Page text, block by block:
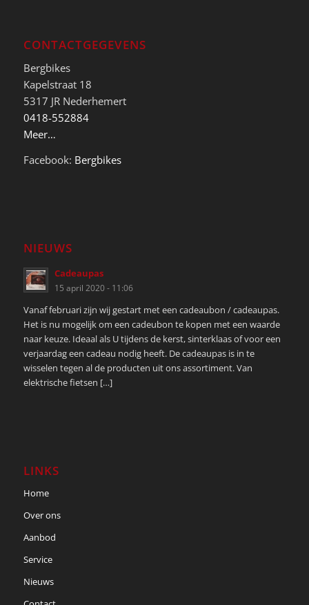
CONTACTGEGEVENS
Bergbikes
Kapelstraat 18
5317 JR Nederhemert
0418-552884
Meer…
Facebook: Bergbikes
NIEUWS
Cadeaupas
15 april 2020 - 11:06
Vanaf februari zijn wij gestart met een cadeaubon / cadeaupas.
Het is nu mogelijk om een cadeubon te kopen met een waarde
naar keuze. Ideaal als U tijdens de kerst, sinterklaas of voor een
verjaardag een cadeau nodig heeft. De cadeaupas is in te
wisselen tegen al de producten uit ons assortiment. Van
elektrische fietsen […]
LINKS
Home
Over ons
Aanbod
Service
Nieuws